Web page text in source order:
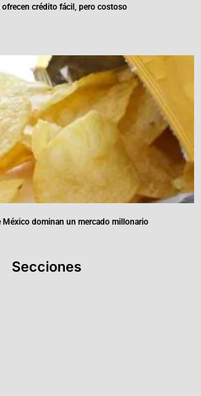
ofrecen crédito fácil, pero costoso
México dominan un mercado millonario
Secciones